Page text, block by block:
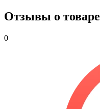
Отзывы о товаре
0